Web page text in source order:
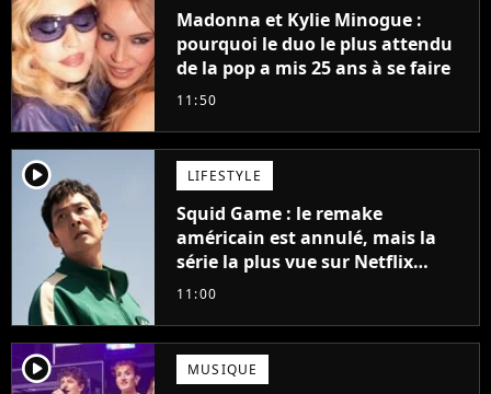
Madonna et Kylie Minogue :
pourquoi le duo le plus attendu
de la pop a mis 25 ans à se faire
11:50
player2 LIFESTYLE
Squid Game : le remake
américain est annulé, mais la
série la plus vue sur Netflix
pourrait avoir une version
11:00
player2 MUSIQUE